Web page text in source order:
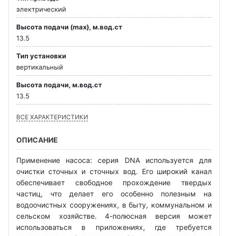
электрический
Высота подачи (max), м.вод.ст
13.5
Тип установки
вертикальный
Высота подачи, м.вод.ст
13.5
ВСЕ ХАРАКТЕРИСТИКИ
ОПИСАНИЕ
Применение насоса: серия DNA используется для
очистки сточных и сточных вод. Его широкий канал
обеспечивает свободное прохождение твердых
частиц, что делает его особенно полезным на
водоочистных сооружениях, в быту, коммунальном и
сельском хозяйстве. 4-полюсная версия может
использоваться в приложениях, где требуется